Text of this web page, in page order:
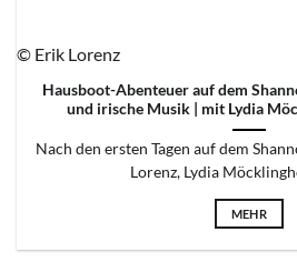
© Erik Lorenz
Hausboot-Abenteuer auf dem
und irische Musik | mit Lydia
Nach den ersten Tagen auf dem
Lorenz, Lydia
MEHR